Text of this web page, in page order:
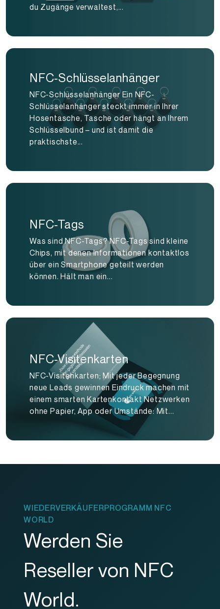
du Zugänge verwaltest,...
NFC-Schlüsselanhänger
NFC-Schlüsselanhänger Ein NFC-
Schlüsselanhänger steckt immer in Ihrer
Hosentasche, Tasche oder hängt an Ihrem
Schlüsselbund – und ist damit die
praktischste...
NFC-Tags
Was sind NFC-Tags? NFC-Tags sind kleine
Chips, mit denen Informationen kontaktlos
über ein Smartphone geteilt werden
können. Hält man ein...
NFC-Visitenkarten
NFC-Visitenkarten; Mit jeder Begegnung
neue Leads gewinnen Eindruck machen mit
einem smarten Kartenkontakt Netzwerken
ohne Papier, App oder Umstände: Mit...
WIEDERVERKÄUFERPROGRAMM NFC
WORLD
Werden Sie
Reseller von NFC
World.